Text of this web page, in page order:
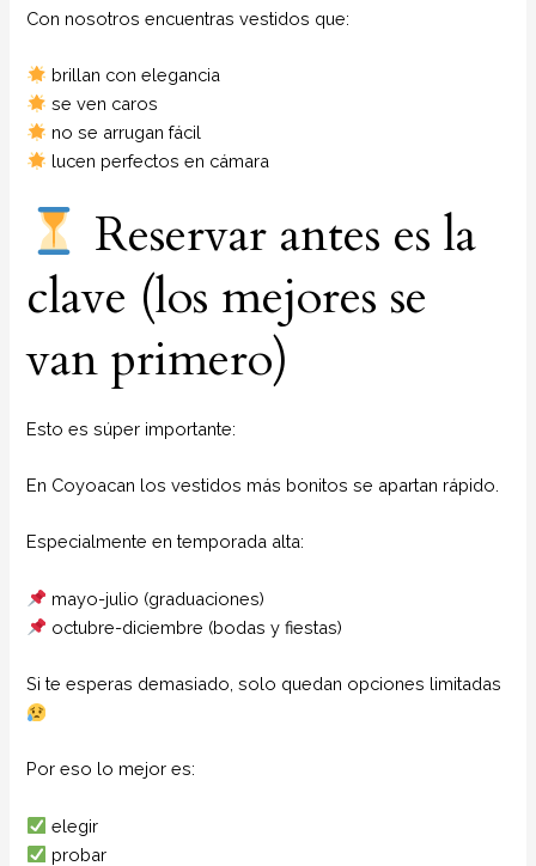
Con nosotros encuentras vestidos que:
brillan con elegancia
se ven caros
no se arrugan fácil
lucen perfectos en cámara
Reservar antes es la
clave (los mejores se
van primero)
Esto es súper importante:
En Coyoacan los vestidos más bonitos se apartan rápido.
Especialmente en temporada alta:
mayo-julio (graduaciones)
octubre-diciembre (bodas y fiestas)
Si te esperas demasiado, solo quedan opciones limitadas
Por eso lo mejor es:
elegir
probar